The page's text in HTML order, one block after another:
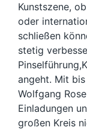
Kunstszene,
oder
schließen
stetig
angeht. Mit
Wolfgang
Einladungen
großen Kreis